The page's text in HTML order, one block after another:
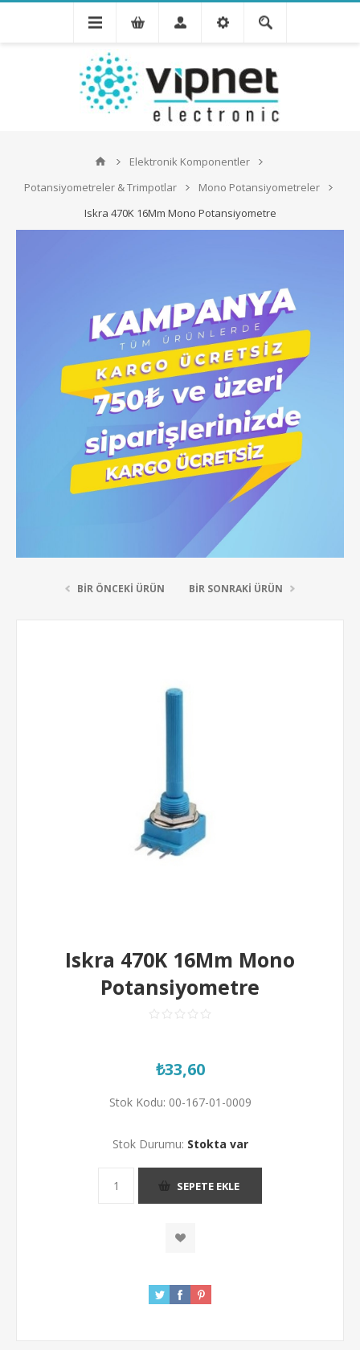
Elektronik Komponentler
Potansiyometreler & Trimpotlar
Mono Potansiyometreler
Iskra 470K 16Mm Mono Potansiyometre
BIR ÖNCEKI ÜRÜN BIR SONRAKI ÜRÜN
Iskra 470K 16Mm Mono
Potansiyometre
₺33,60
Stok Kodu: 00-167-01-0009
Stok Durumu: Stokta var
SEPETE EKLE